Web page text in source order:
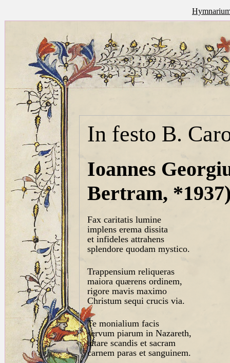
In festo B.
Ioannes
Bertram,
Fax caritatis lumine
implens erema dissita
et infideles attrahens
splendore quodam mystico.
Trappensium reliqueras
maiora quærens ordinem,
rigore mavis maximo
Christum sequi crucis via.
Te monialium facis
servum piarum in Nazareth,
altare scandis et sacram
carnem paras et sanguinem.